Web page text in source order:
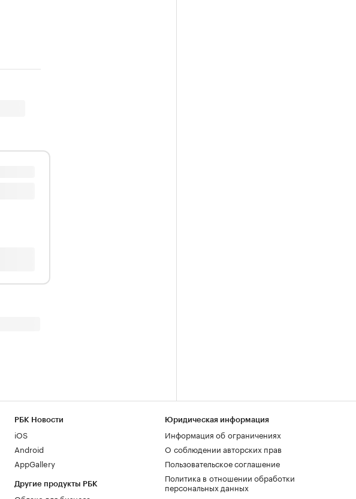
РБК Новости
iOS
Android
AppGallery
Другие продукты РБК
Юридическая информация
Информация об ограничениях
О соблюдении авторских прав
Пользовательское соглашение
Политика в отношении обработки
персональных данных